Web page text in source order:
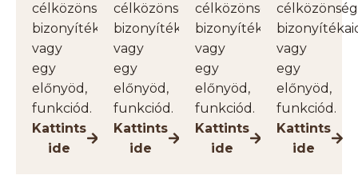
célközönséget,
bizonyítékaidat
vagy
egy
előnyöd,
funkciód.
Kattints
ide
célközönséget,
bizonyítékaidat
vagy
egy
előnyöd,
funkciód.
Kattints
ide
célközönséget,
bizonyítékaidat
vagy
egy
előnyöd,
funkciód.
Kattints
ide
vagy
egy
előnyöd,
funkciód.
Kattints
ide